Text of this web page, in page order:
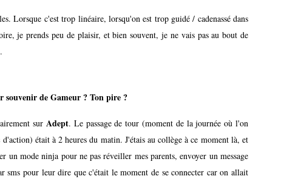
Lorsque c'est trop linéaire, lorsqu'on est trop guidé / cadenassé dans
je prends peu de plaisir, et bien souvent, je ne vais pas au bout de
souvenir de Gameur ? Ton pire ?
sur Adept. Le passage de tour (moment de la journée où l'on
était à 2 heures du matin. J'étais au collège à ce moment là, et
un mode ninja pour ne pas réveiller mes parents, envoyer un message
sms pour leur dire que c'était le moment de se connecter car on allait